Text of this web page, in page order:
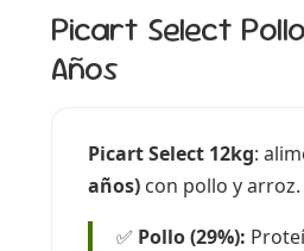
Picart Select
Años
Picart Select 12kg:
años) con pollo y arroz.
✅ Pollo (29%):